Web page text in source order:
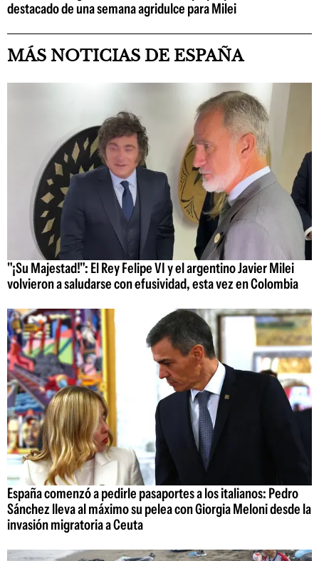
destacado de una semana agridulce para Milei
MÁS NOTICIAS DE ESPAÑA
"¡Su Majestad!": El Rey Felipe VI y el argentino Javier Milei
volvieron a saludarse con efusividad, esta vez en Colombia
España comenzó a pedirle pasaportes a los italianos: Pedro
Sánchez lleva al máximo su pelea con Giorgia Meloni desde la
invasión migratoria a Ceuta